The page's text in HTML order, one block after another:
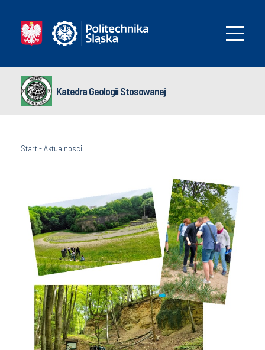
Katedra Geologii Stosowanej
Start-Aktualnosci